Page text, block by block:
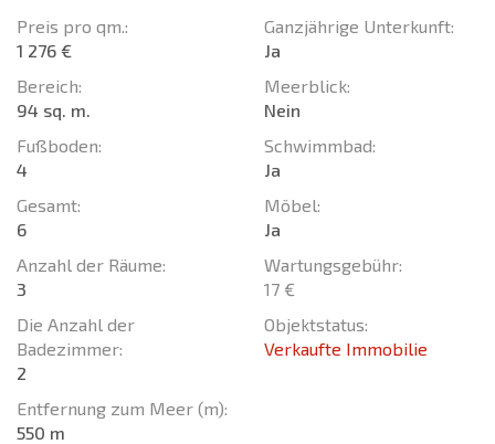
Preis pro qm.:
1 276 €
Bereich:
94 sq. m.
Fußboden:
4
Gesamt:
6
Anzahl der Räume:
3
Die Anzahl der
Badezimmer:
2
Entfernung zum Meer (m):
550 m
Ganzjährige Unterkunft:
Ja
Meerblick:
Nein
Schwimmbad:
Ja
Möbel:
Ja
Wartungsgebühr:
17 €
Objektstatus:
Verkaufte Immobilie